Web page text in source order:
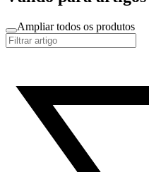
Ampliar todos os produtos